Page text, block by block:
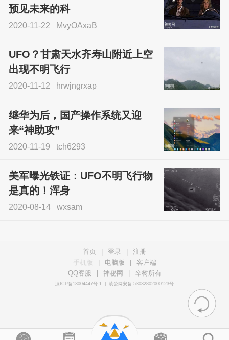
预见未来的科
2020-11-22 MvyOAxaB
UFO？甘肃天水齐寿山附近上空
出现不明飞行
2020-11-12 hrwjngrxap
继华为后，国产操作系统又迎
来“神助攻”
2020-11-19 tch6293
美军曝光铁证：UFO不明飞行物
是真的！浑身
2020-08-14 wxsam
首页 登录
注册
手机版
电脑版
客户端
QQ客服
神秘网 辛树所有
滇ICP备13004447号-1 滇公网安备 53032802000123号